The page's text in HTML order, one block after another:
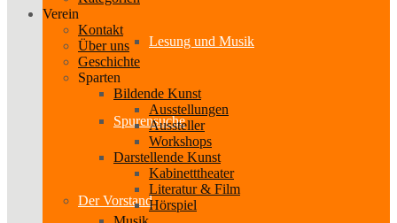
Lesung und Musik
Spurensuche
Der Vorstand
Verein
Kontakt
Über uns
Geschichte
Sparten
Bildende Kunst
Ausstellungen
Aussteller
Workshops
Darstellende Kunst
Kabinetttheater
Literatur & Film
Hörspiel